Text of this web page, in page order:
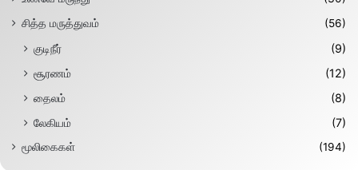
சித்த மருத்துவம்
(56)
குடிநீர்
(9)
சூரணம்
(12)
தைலம்
(8)
லேகியம்
(7)
மூலிகைகள் (194)